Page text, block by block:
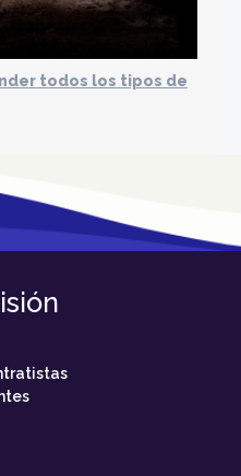
todos los tipos de